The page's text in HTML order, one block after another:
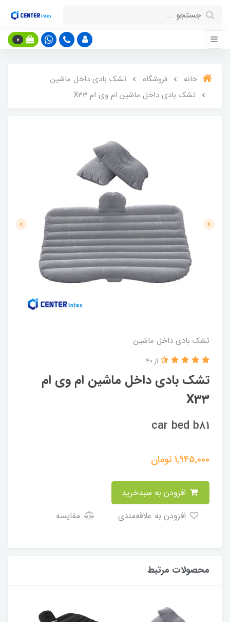
0
خانه فروشگاه
تشک بادی داخل ماشین
تشک بادی داخل ماشین ام وی ام X33
تشک بادی داخل ماشین
تشک بادی داخل ماشین ام وی ام
X33
از 40
car bed b81
1,945,000تومان
مقایسه
محصولات مرتبط